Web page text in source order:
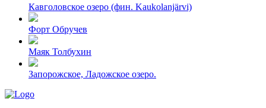
Кавголовское озеро (фин. Kaukolanjärvi)
Форт Обручев
Маяк Толбухин
Запорожское, Ладожское озеро.